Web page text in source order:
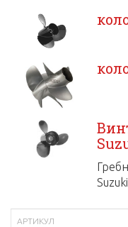
АРТИКУЛ